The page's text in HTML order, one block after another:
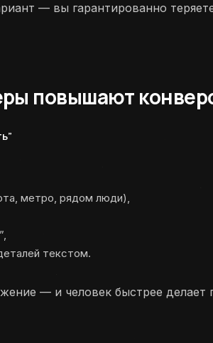
— вы гарантированно
повышают
метро, рядом люди),
текстом.
— и человек быстрее делает